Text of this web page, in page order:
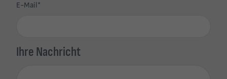
E-Mail*
Ihre Nachricht